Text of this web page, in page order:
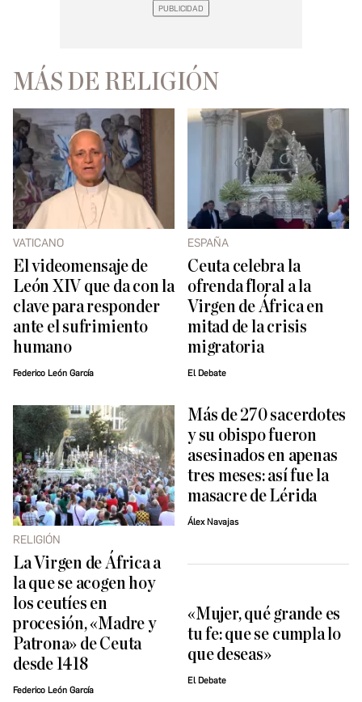
MÁS DE RELIGIÓN
VATICANO
El videomensaje de
León XIV que da con la
clave para responder
ante el sufrimiento
humano
Federico León García
ESPAÑA
Ceuta celebra la
ofrenda floral a la
Virgen de África en
mitad de la crisis
migratoria
El Debate
RELIGIÓN
La Virgen de África a
la que se acogen hoy
los ceutíes en
procesión, «Madre y
Patrona» de Ceuta
desde 1418
Federico León García
Más de 270 sacerdotes
y su obispo fueron
asesinados en apenas
tres meses: así fue la
masacre de Lérida
Álex Navajas
«Mujer, qué grande es
tu fe: que se cumpla lo
que deseas»
El Debate